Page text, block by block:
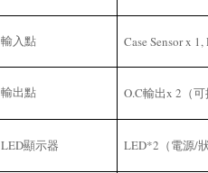
輸入點 Case Sensor x
輸出點 O.C輸出x 2 （
LED顯示器 LED*2 （電源/